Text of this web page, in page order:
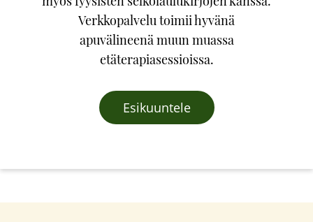
Verkkopalvelu toimii hyvänä
apuvälineenä muun muassa
etäterapiasessioissa.
Esikuuntele